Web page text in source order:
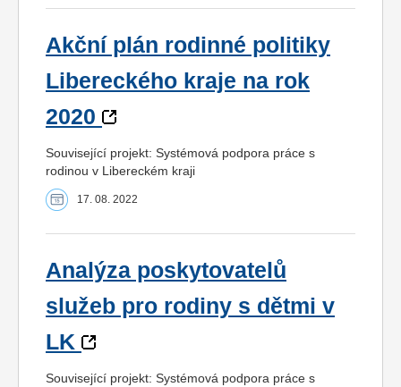
Akční plán rodinné politiky
Libereckého kraje na rok
2020
Související projekt: Systémová podpora práce s
rodinou v Libereckém kraji
17. 08. 2022
Analýza poskytovatelů
služeb pro rodiny s dětmi v
LK
Související projekt: Systémová podpora práce s